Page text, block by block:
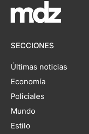
SECCIONES
Últimas noticias
Economía
Policiales
Mundo
Estilo